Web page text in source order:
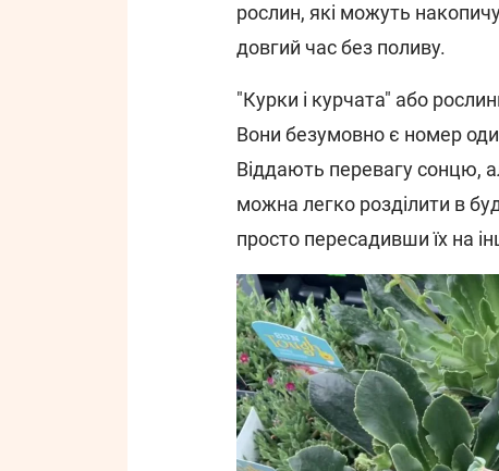
рослин, які можуть
довгий час без поливу.
"Курки і курчата" або
Вони безумовно є номер
Віддають перевагу сонцю,
можна легко розділити в
просто пересадивши їх на